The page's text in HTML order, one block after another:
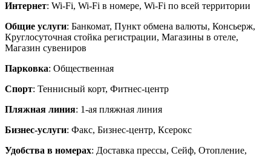
Интернет: Wi-Fi, Wi-Fi в номере, Wi-Fi по всей территории
Общие услуги: Банкомат, Пункт обмена валюты, Консьерж,
Круглосуточная стойка регистрации, Магазины в отеле,
Магазин сувениров
Парковка: Общественная
Спорт: Теннисный корт, Фитнес-центр
Пляжная линия: 1-ая пляжная линия
Бизнес-услуги: Факс, Бизнес-центр, Ксерокс
Удобства в номерах: Доставка прессы, Сейф, Отопление,